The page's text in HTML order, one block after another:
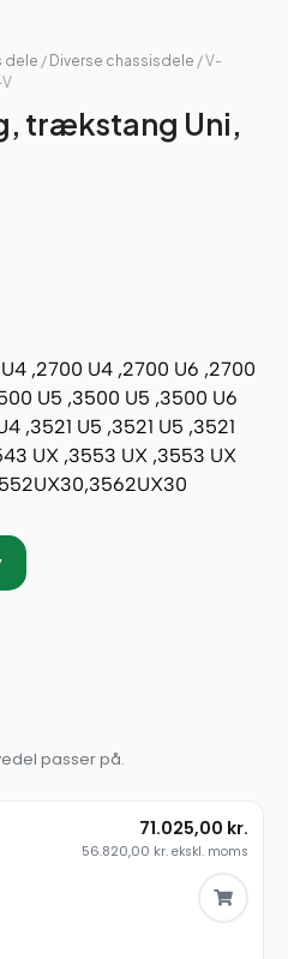
dele / Diverse chassisdele / V-
trækstang Uni,
,2700 U4 ,2700 U6 ,2700
U5 ,3500 U5 ,3500 U6
,3521 U5 ,3521 U5 ,3521
UX ,3553 UX ,3553 UX
passer på.
71.025,00 kr.
56.820,00 kr. ekskl. moms